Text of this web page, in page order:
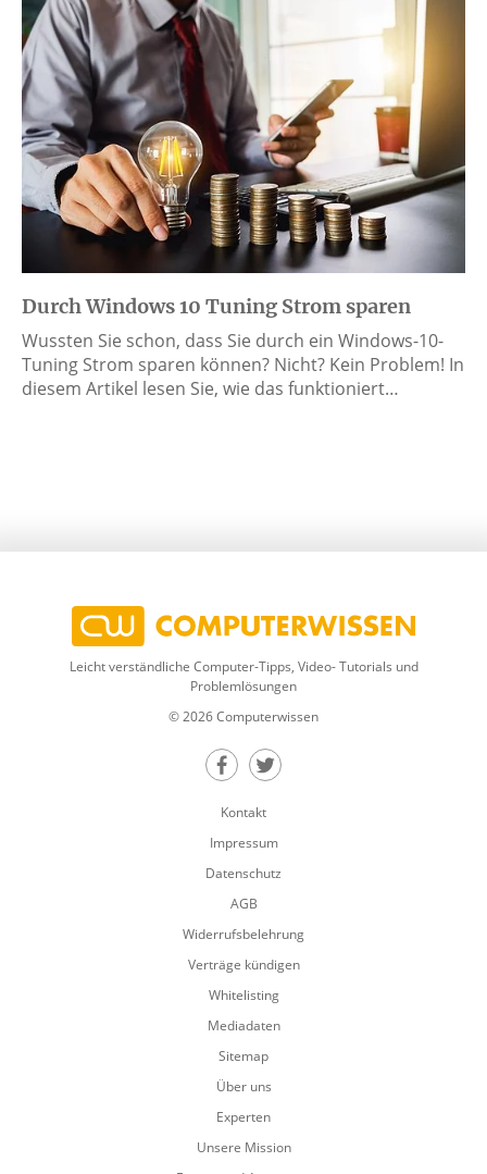
Durch Windows 10 Tuning Strom sparen
Wussten Sie schon, dass Sie durch ein Windows-10-
Tuning Strom sparen können? Nicht? Kein Problem! In
diesem Artikel lesen Sie, wie das funktioniert…
Leicht verständliche Computer-Tipps, Video- Tutorials und
Problemlösungen
© 2026 Computerwissen
Teilen auf Facebook
Teilen auf Twitter
Kontakt
Impressum
Datenschutz
AGB
Widerrufsbelehrung
Verträge kündigen
Whitelisting
Mediadaten
Sitemap
Über uns
Experten
Unsere Mission